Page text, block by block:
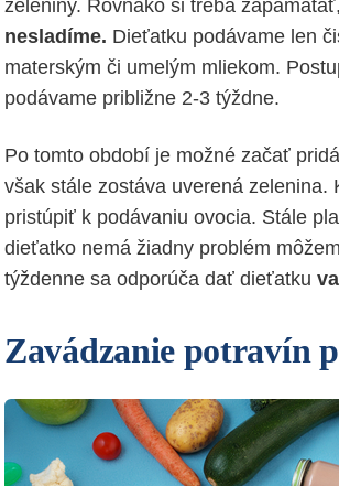
zeleniny. Rovnako si treba
nesladíme. Dieťatku podávame len
materským či umelým mliekom.
podávame približne 2-3 týždne.
Po tomto období je možné začať
však stále zostáva uverená
pristúpiť k podávaniu ovocia. Stále
dieťatko nemá žiadny problém
týždenne sa odporúča dať dieťatku
Zavádzanie potravín